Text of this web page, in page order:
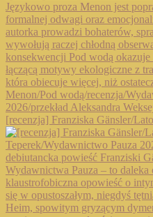
[recenzja] Franziska Gänsler/